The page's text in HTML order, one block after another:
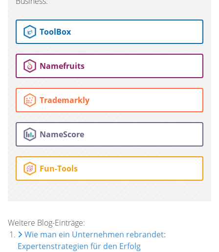
ToolBox
Namefruits
Trademarkly
NameScore
Fun-Tools
Weitere Blog-Einträge:
Wie man ein Unternehmen rebrandet:
Expertenstrategien für den Erfolg